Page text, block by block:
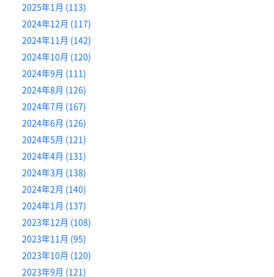
2025年1月 (113)
2024年12月 (117)
2024年11月 (142)
2024年10月 (120)
2024年9月 (111)
2024年8月 (126)
2024年7月 (167)
2024年6月 (126)
2024年5月 (121)
2024年4月 (131)
2024年3月 (138)
2024年2月 (140)
2024年1月 (137)
2023年12月 (108)
2023年11月 (95)
2023年10月 (120)
2023年9月 (121)